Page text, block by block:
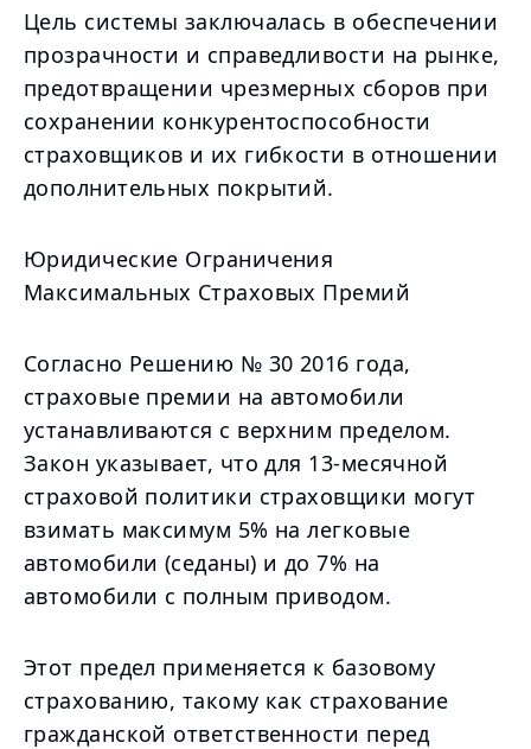
Цель системы заключалась в обеспечении
прозрачности и справедливости на рынке,
предотвращении чрезмерных сборов при
сохранении конкурентоспособности
страховщиков и их гибкости в отношении
дополнительных покрытий.
Юридические Ограничения
Максимальных Страховых Премий
Согласно Решению № 30 2016 года,
страховые премии на автомобили
устанавливаются с верхним пределом.
Закон указывает, что для 13-месячной
страховой политики страховщики могут
взимать максимум 5% на легковые
автомобили (седаны) и до 7% на
автомобили с полным приводом.
Этот предел применяется к базовому
страхованию, такому как страхование
гражданской ответственности перед